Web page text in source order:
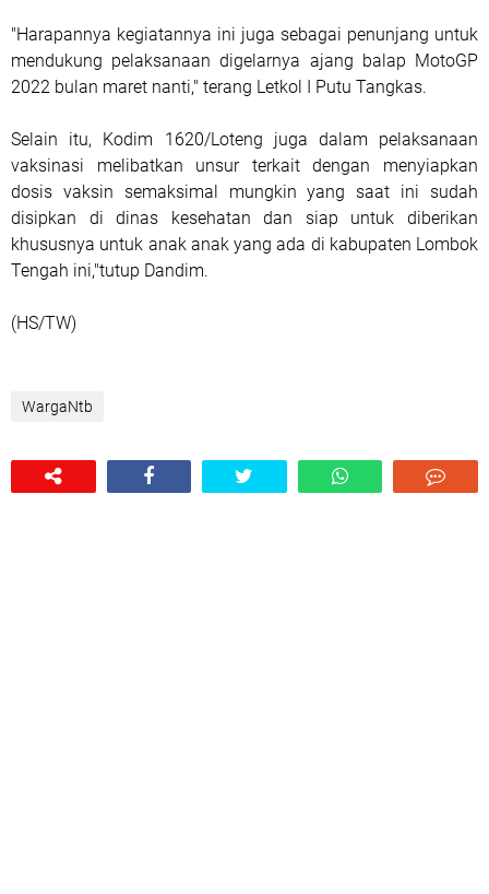
"Harapannya kegiatannya ini juga sebagai penunjang untuk
mendukung pelaksanaan digelarnya ajang balap MotoGP
2022 bulan maret nanti," terang Letkol I Putu Tangkas.
Selain itu, Kodim 1620/Loteng juga dalam pelaksanaan
vaksinasi melibatkan unsur terkait dengan menyiapkan
dosis vaksin semaksimal mungkin yang saat ini sudah
disipkan di dinas kesehatan dan siap untuk diberikan
khususnya untuk anak anak yang ada di kabupaten Lombok
Tengah ini,"tutup Dandim.
(HS/TW)
WargaNtb